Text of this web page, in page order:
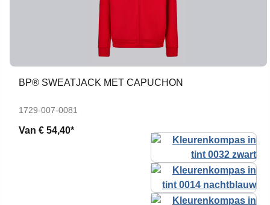
BP® SWEATJACK MET CAPUCHON
1729-007-0081
Van € 54,40*